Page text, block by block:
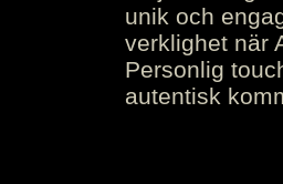
unik och
verklighet när
Personlig
autentisk